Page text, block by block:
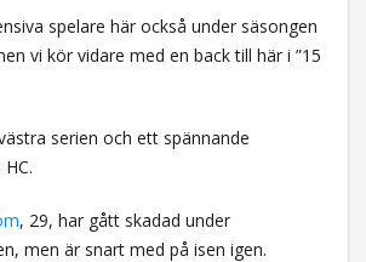
spelare här också under säsongen
vi kör vidare med en back till här i ”15
serien och ett spännande
, 29, har gått skadad under
men är snart med på isen igen.